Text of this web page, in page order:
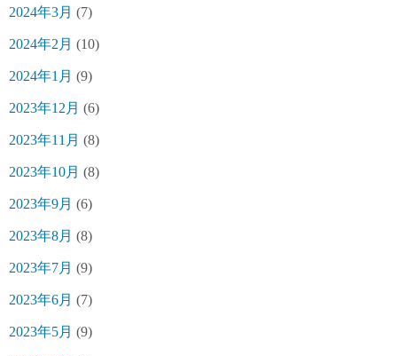
2024年3月 (7)
2024年2月 (10)
2024年1月 (9)
2023年12月 (6)
2023年11月 (8)
2023年10月 (8)
2023年9月 (6)
2023年8月 (8)
2023年7月 (9)
2023年6月 (7)
2023年5月 (9)